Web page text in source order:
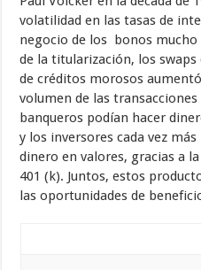
volatilidad en las tasas de
negocio de los bonos
de la titularización, los swaps
de créditos morosos
volumen de las
banqueros podían hacer
y los inversores cada vez
dinero en valores, gracias a
401 (k). Juntos, estos
las oportunidades de